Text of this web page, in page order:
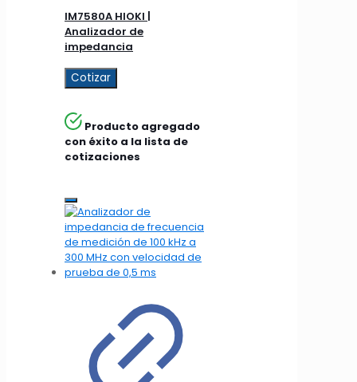
IM7580A HIOKI |
Analizador de
impedancia
Cotizar
Producto agregado
con éxito a la lista de
cotizaciones